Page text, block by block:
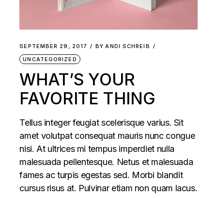
SEPTEMBER 29, 2017 BY ANDI SCHREIB
UNCATEGORIZED
WHAT’S YOUR
FAVORITE THING
Tellus integer feugiat scelerisque varius. Sit
amet volutpat consequat mauris nunc congue
nisi. At ultrices mi tempus imperdiet nulla
malesuada pellentesque. Netus et malesuada
fames ac turpis egestas sed. Morbi blandit
cursus risus at. Pulvinar etiam non quam lacus.